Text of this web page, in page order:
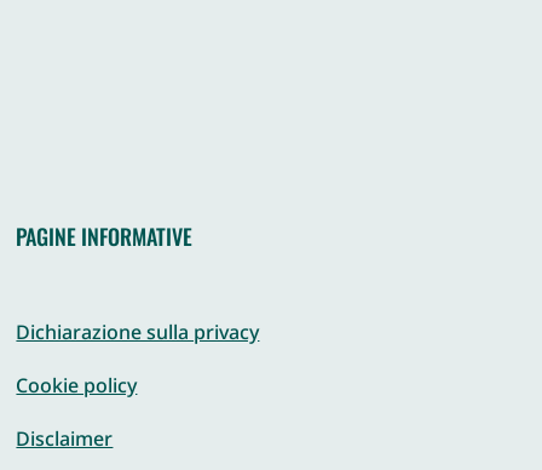
PAGINE INFORMATIVE
Dichiarazione sulla privacy
Cookie policy
Disclaimer